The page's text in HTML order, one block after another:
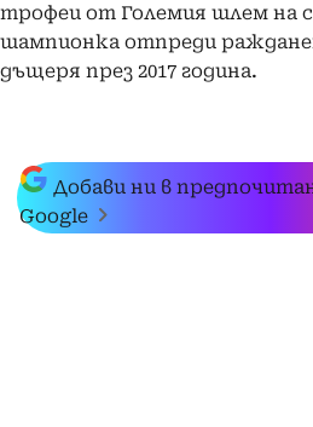
трофеи от Големия шлем на
шампионка отпреди
дъщеря през 2017 година.
Добави ни в
Google